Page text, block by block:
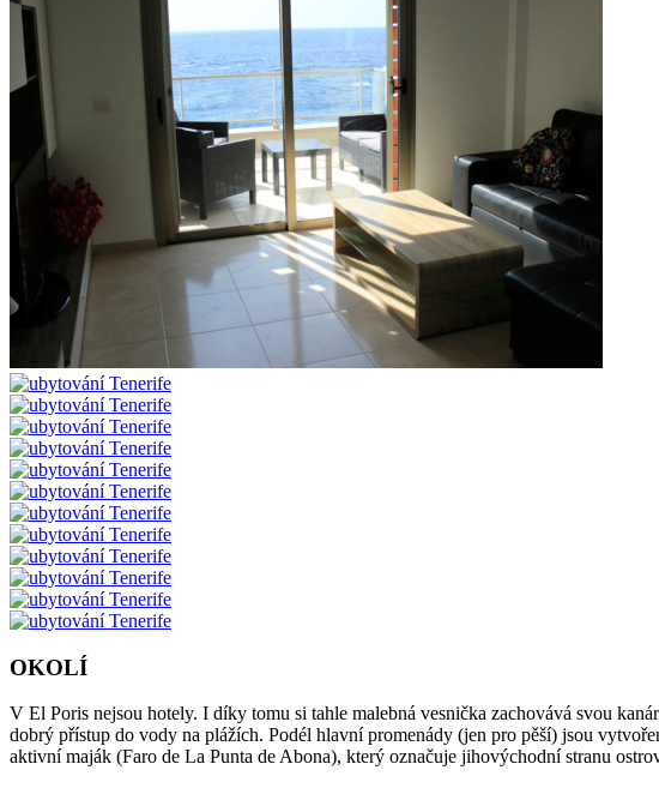
OKOLÍ
V El Poris nejsou hotely. I díky tomu si tahle malebná vesnička zachovává svou
dobrý přístup do vody na plážích. Podél hlavní promenády (jen pro pěší) jsou
aktivní maják (Faro de La Punta de Abona), který označuje jihovýchodní stranu